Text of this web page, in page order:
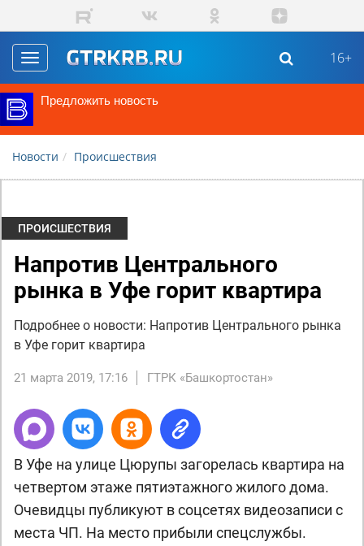
Перейти к основному содержанию
Toggle
navigation
16+
Предложить новость
Новости Происшествия
ПРОИСШЕСТВИЯ
Напротив Центрального
рынка в Уфе горит квартира
Подробнее о новости: Напротив Центрального рынка
в Уфе горит квартира
21 марта 2019, 17:16 ГТРК «Башкортостан»
В Уфе на улице Цюрупы загорелась квартира на
четвертом этаже пятиэтажного жилого дома.
Очевидцы публикуют в соцсетях видеозаписи с
места ЧП. На место прибыли спецслужбы.